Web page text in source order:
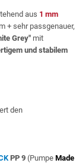
aus 1 mm
+ sehr passgenauer,
Grey" mit
und stabilem
den
PP 9 (Pumpe Made